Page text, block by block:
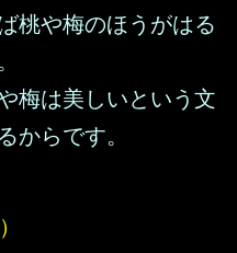
桃や梅のほうがはる
梅は美しいという文
からです。
）